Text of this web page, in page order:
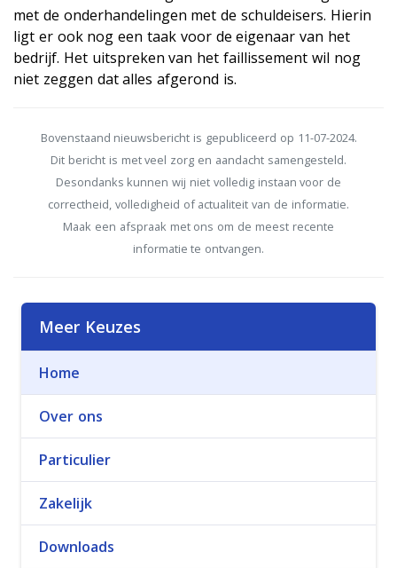
met de onderhandelingen met de schuldeisers. Hierin
ligt er ook nog een taak voor de eigenaar van het
bedrijf. Het uitspreken van het faillissement wil nog
niet zeggen dat alles afgerond is.
Bovenstaand nieuwsbericht is gepubliceerd op 11-07-2024.
Dit bericht is met veel zorg en aandacht samengesteld.
Desondanks kunnen wij niet volledig instaan voor de
correctheid, volledigheid of actualiteit van de informatie.
Maak een afspraak met ons om de meest recente
informatie te ontvangen.
Meer Keuzes
Home
Over ons
Particulier
Zakelijk
Downloads